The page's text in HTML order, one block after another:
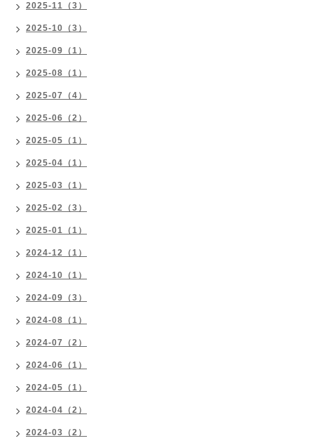
2025-11（3）
2025-10（3）
2025-09（1）
2025-08（1）
2025-07（4）
2025-06（2）
2025-05（1）
2025-04（1）
2025-03（1）
2025-02（3）
2025-01（1）
2024-12（1）
2024-10（1）
2024-09（3）
2024-08（1）
2024-07（2）
2024-06（1）
2024-05（1）
2024-04（2）
2024-03（2）